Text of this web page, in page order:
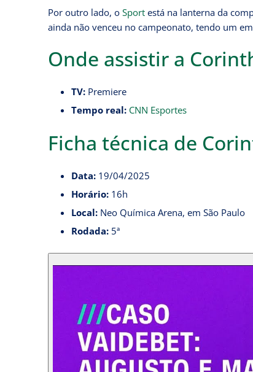
Por outro lado, o Sport está na lanterna da
ainda não venceu no campeonato, tendo um
Onde assistir a
TV:Premiere
Tempo real: CNN Esportes
Ficha técnica de
Data:19/04/2025
Horário:16h
Local:Neo Química Arena, em São Paulo
Rodada:5ª